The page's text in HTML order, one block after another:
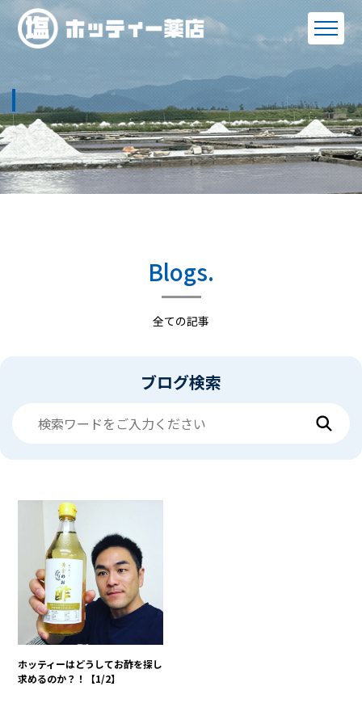
Blogs.
全ての記事
ブログ検索
ホッティーはどうしてお酢を探し
求めるのか？！【1/2】